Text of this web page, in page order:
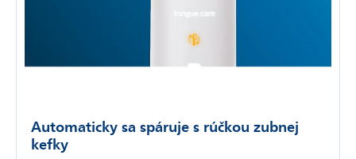
Automaticky sa spáruje s rúčkou zubnej
kefky